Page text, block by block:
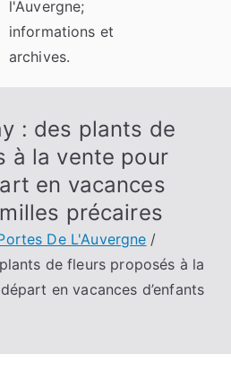
l'Auvergne;
informations et
archives.
: des plants de
à la vente pour
en vacances
précaires
De L'Auvergne
de fleurs proposés à la
en vacances d’enfants